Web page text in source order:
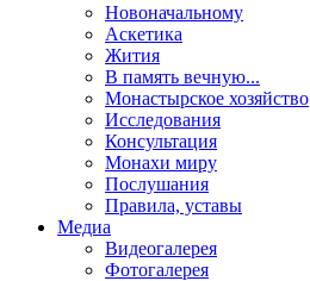
Новоначальному
Аскетика
Жития
В память вечную...
Монастырское хозяйство
Исследования
Консультация
Монахи миру
Послушания
Правила, уставы
Медиа
Видеогалерея
Фотогалерея